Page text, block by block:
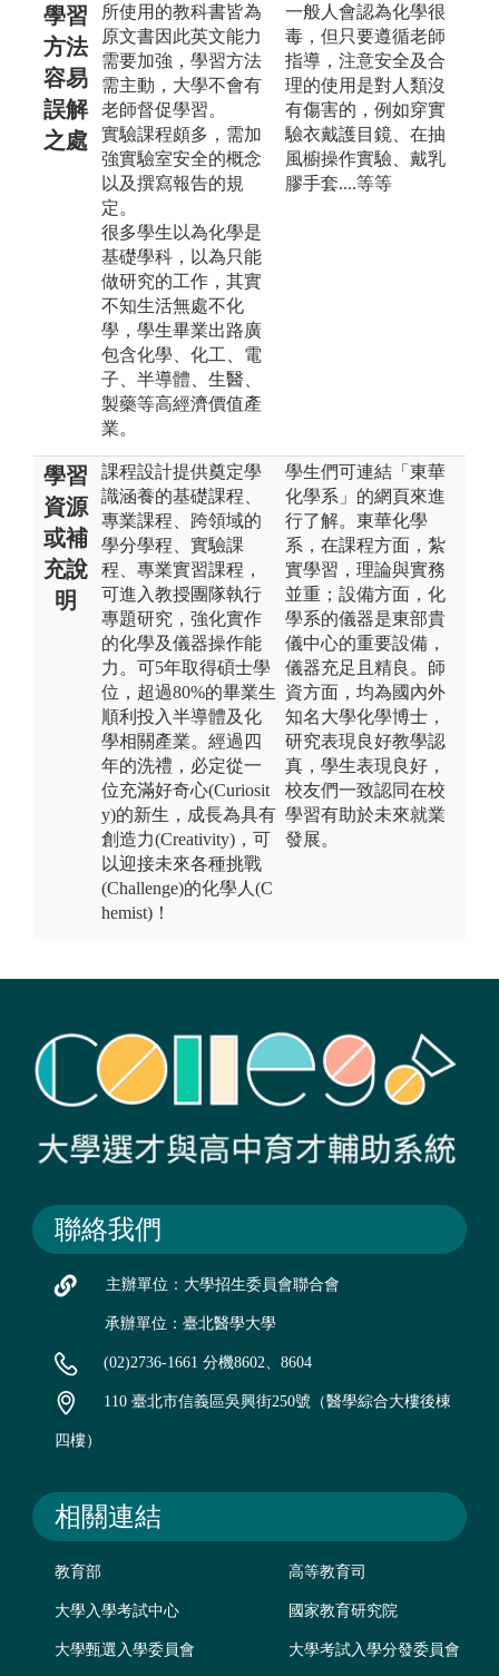
學習
方法
容易
誤解
之處
所使用的教科書皆為
原文書因此英文能力
需要加強，學習方法
需主動，大學不會有
老師督促學習。
實驗課程頗多，需加
強實驗室安全的概念
以及撰寫報告的規
定。
很多學生以為化學是
基礎學科，以為只能
做研究的工作，其實
不知生活無處不化
學，學生畢業出路廣
包含化學、化工、電
子、半導體、生醫、
製藥等高經濟價值產
業。
一般人會認為化學很
毒，但只要遵循老師
指導，注意安全及合
理的使用是對人類沒
有傷害的，例如穿實
驗衣戴護目鏡、在抽
風櫥操作實驗、戴乳
膠手套....等等
學習
資源
或補
充說
明
課程設計提供奠定學
識涵養的基礎課程、
專業課程、跨領域的
學分學程、實驗課
程、專業實習課程，
可進入教授團隊執行
專題研究，強化實作
的化學及儀器操作能
力。可5年取得碩士學
位，超過80%的畢業生
順利投入半導體及化
學相關產業。經過四
年的洗禮，必定從一
位充滿好奇心(Curiosit
y)的新生，成長為具有
創造力(Creativity)，可
以迎接未來各種挑戰
(Challenge)的化學人(C
hemist)！
學生們可連結「東華
化學系」的網頁來進
行了解。東華化學
系，在課程方面，紮
實學習，理論與實務
並重；設備方面，化
學系的儀器是東部貴
儀中心的重要設備，
儀器充足且精良。師
資方面，均為國內外
知名大學化學博士，
研究表現良好教學認
真，學生表現良好，
校友們一致認同在校
學習有助於未來就業
發展。
聯絡我們
主辦單位：大學招生委員會聯合會
承辦單位：臺北醫學大學
(02)2736-1661 分機8602、8604
110 臺北市信義區吳興街250號（醫學綜合大樓後棟
四樓）
相關連結
教育部 高等教育司
大學入學考試中心 國家教育研究院
大學甄選入學委員會 大學考試入學分發委員會